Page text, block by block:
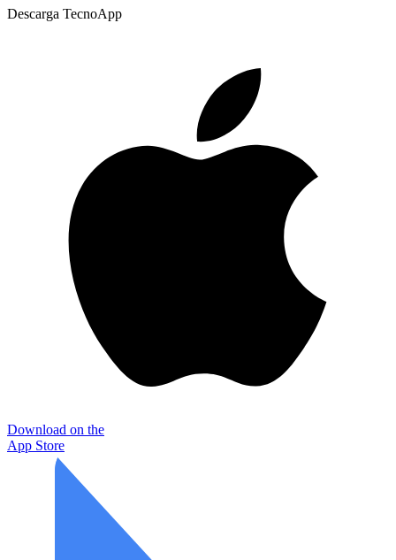
Descarga TecnoApp
Download on the
App Store